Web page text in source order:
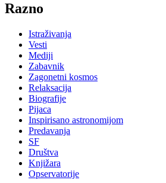
Razno
Istraživanja
Vesti
Mediji
Zabavnik
Zagonetni kosmos
Relaksacija
Biografije
Pijaca
Inspirisano astronomijom
Predavanja
SF
Društva
Knjižara
Opservatorije